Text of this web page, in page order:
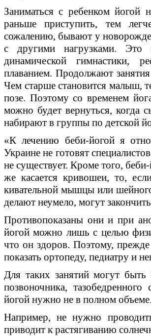
Заниматься с ребенком
раньше приступить, тем
сожалению, бывают у
с другими нагрузками. Это
динамической гимнастики,
плаванием. Продолжают
Чем старше становится малыш,
позе. Поэтому со временем
можно будет вернуться, когда
набирают в группы по детской
«К лечению беби-йогой я
Украине не готовят
не существует. Кроме того,
же касается кривошеи, то,
кивательной мышцы или
делают неумело, могут
Противопоказаны они и при
йогой можно лишь с целью
что он здоров. Поэтому, прежде
показать ортопеду, педиатру и
Для таких занятий могут быть
позвоночника,
йогой нужно не в полном объеме.
Например, не нужно
приводит к растягиванию